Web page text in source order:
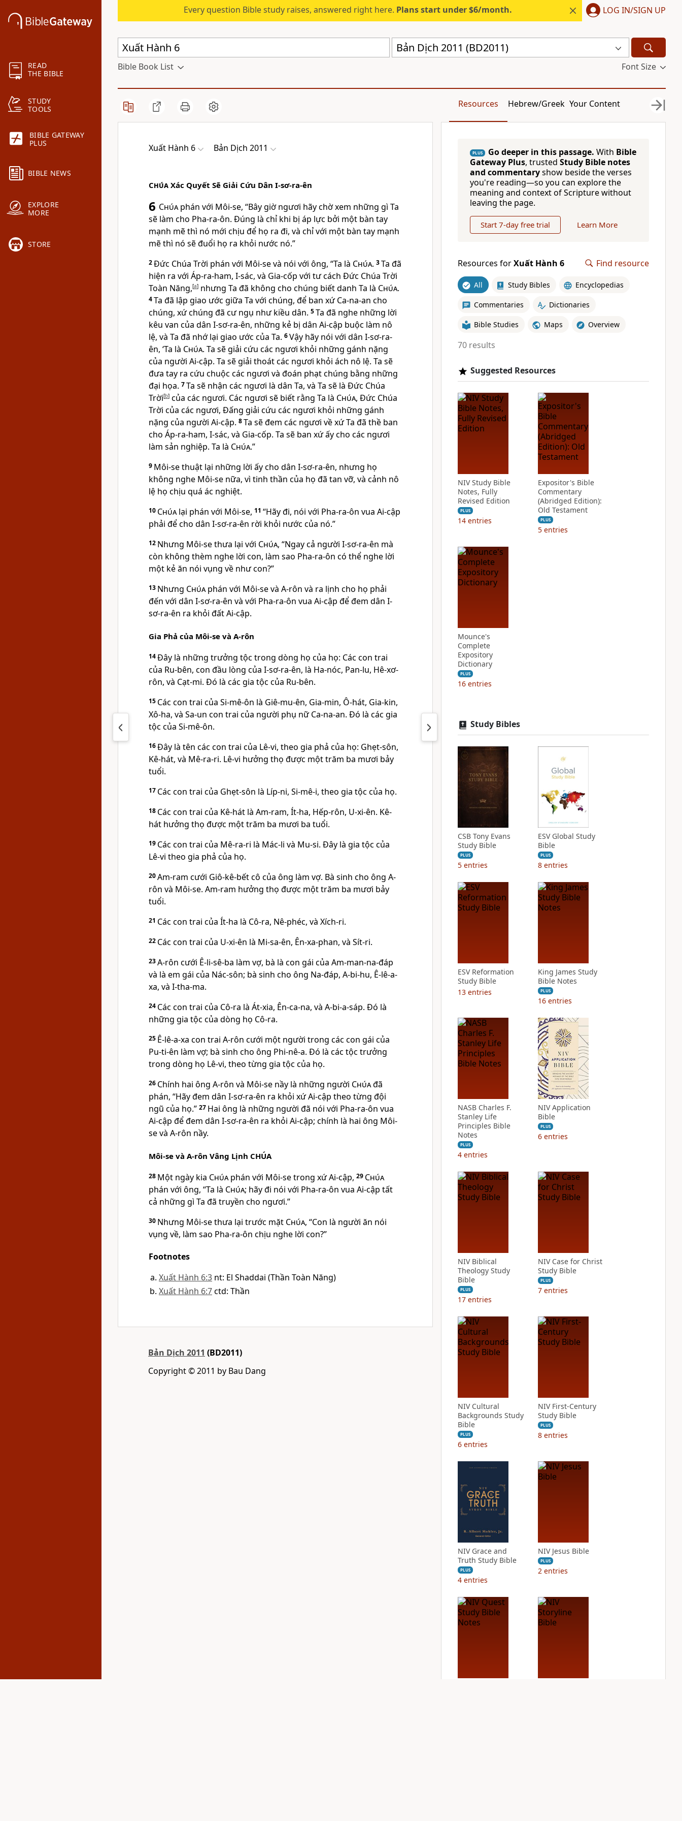
READ
THE BIBLE
STUDY
TOOLS
BIBLE GATEWAY
PLUS
BIBLE NEWS
EXPLORE
MORE
STORE
Every question Bible study raises, answered right here. Plans start under $6/month. LOG IN/SIGN UP
Bản Dịch 2011 (BD2011)
Bible Book List Font Size
Resources Hebrew/Greek Your Content
Xuất Hành 6 Bản Dịch 2011
Chúa Xác Quyết Sẽ Giải Cứu Dân I-sơ-ra-ên
6 Chúaphán với Môi-se, “Bây giờ ngươi hãy chờ xem những gì Ta
sẽ làm cho Pha-ra-ôn. Ðúng là chỉ khi bị áp lực bởi một bàn tay
mạnh mẽ thì nó mới chịu để họ ra đi, và chỉ với một bàn tay mạnh
mẽ thì nó sẽ đuổi họ ra khỏi nước nó.”
2Ðức Chúa Trời phán với Môi-se và nói với ông, “Ta là Chúa. 3Ta đã
hiện ra với Áp-ra-ham, I-sác, và Gia-cốp với tư cách Ðức Chúa Trời
Toàn Năng,[a] nhưng Ta đã không cho chúng biết danh Ta là Chúa.
4Ta đã lập giao ước giữa Ta với chúng, để ban xứ Ca-na-an cho
chúng, xứ chúng đã cư ngụ như kiều dân. 5Ta đã nghe những lời
kêu van của dân I-sơ-ra-ên, những kẻ bị dân Ai-cập buộc làm nô
lệ, và Ta đã nhớ lại giao ước của Ta. 6Vậy hãy nói với dân I-sơ-ra-
ên, ‘Ta là Chúa. Ta sẽ giải cứu các ngươi khỏi những gánh nặng
của người Ai-cập. Ta sẽ giải thoát các ngươi khỏi ách nô lệ. Ta sẽ
đưa tay ra cứu chuộc các ngươi và đoán phạt chúng bằng những
đại họa. 7Ta sẽ nhận các ngươi là dân Ta, và Ta sẽ là Ðức Chúa
Trời[b] của các ngươi. Các ngươi sẽ biết rằng Ta là Chúa, Ðức Chúa
Trời của các ngươi, Ðấng giải cứu các ngươi khỏi những gánh
nặng của người Ai-cập. 8Ta sẽ đem các ngươi về xứ Ta đã thề ban
cho Áp-ra-ham, I-sác, và Gia-cốp. Ta sẽ ban xứ ấy cho các ngươi
làm sản nghiệp. Ta là Chúa.”
9 Môi-se thuật lại những lời ấy cho dân I-sơ-ra-ên, nhưng họ
không nghe Môi-se nữa, vì tinh thần của họ đã tan vỡ, và cảnh nô
lệ họ chịu quá ác nghiệt.
10 Chúalại phán với Môi-se, 11 “Hãy đi, nói với Pha-ra-ôn vua Ai-cập
phải để cho dân I-sơ-ra-ên rời khỏi nước của nó.”
12 Nhưng Môi-se thưa lại với Chúa, “Ngay cả người I-sơ-ra-ên mà
còn không thèm nghe lời con, làm sao Pha-ra-ôn có thể nghe lời
một kẻ ăn nói vụng về như con?”
13 Nhưng Chúaphán với Môi-se và A-rôn và ra lịnh cho họ phải
đến với dân I-sơ-ra-ên và với Pha-ra-ôn vua Ai-cập để đem dân I-
sơ-ra-ên ra khỏi đất Ai-cập.
Gia Phả của Môi-se và A-rôn
14Ðây là những trưởng tộc trong dòng họ của họ: Các con trai
của Ru-bên, con đầu lòng của I-sơ-ra-ên, là Ha-nóc, Pan-lu, Hê-xơ-
rôn, và Cạt-mi. Ðó là các gia tộc của Ru-bên.
15 Các con trai của Si-mê-ôn là Giê-mu-ên, Gia-min, Ô-hát, Gia-kin,
Xô-ha, và Sa-un con trai của người phụ nữ Ca-na-an. Ðó là các gia
tộc của Si-mê-ôn.
16Ðây là tên các con trai của Lê-vi, theo gia phả của họ: Ghẹt-sôn,
Kê-hát, và Mê-ra-ri. Lê-vi hưởng thọ được một trăm ba mươi bảy
tuổi.
17 Các con trai của Ghẹt-sôn là Líp-ni, Si-mê-i, theo gia tộc của họ.
18 Các con trai của Kê-hát là Am-ram, Ít-ha, Hếp-rôn, U-xi-ên. Kê-
hát hưởng thọ được một trăm ba mươi ba tuổi.
19 Các con trai của Mê-ra-ri là Mác-li và Mu-si. Ðây là gia tộc của
Lê-vi theo gia phả của họ.
20Am-ram cưới Giô-kê-bết cô của ông làm vợ. Bà sinh cho ông A-
rôn và Môi-se. Am-ram hưởng thọ được một trăm ba mươi bảy
tuổi.
21 Các con trai của Ít-ha là Cô-ra, Nê-phéc, và Xích-ri.
22 Các con trai của U-xi-ên là Mi-sa-ên, Ên-xa-phan, và Sít-ri.
23A-rôn cưới Ê-li-sê-ba làm vợ, bà là con gái của Am-man-na-đáp
và là em gái của Nác-sôn; bà sinh cho ông Na-đáp, A-bi-hu, Ê-lê-a-
xa, và I-tha-ma.
24 Các con trai của Cô-ra là Át-xia, Ên-ca-na, và A-bi-a-sáp. Ðó là
những gia tộc của dòng họ Cô-ra.
25 Ê-lê-a-xa con trai A-rôn cưới một người trong các con gái của
Pu-ti-ên làm vợ; bà sinh cho ông Phi-nê-a. Ðó là các tộc trưởng
trong dòng họ Lê-vi, theo từng gia tộc của họ.
26 Chính hai ông A-rôn và Môi-se nầy là những người Chúađã
phán, “Hãy đem dân I-sơ-ra-ên ra khỏi xứ Ai-cập theo từng đội
ngũ của họ.” 27 Hai ông là những người đã nói với Pha-ra-ôn vua
Ai-cập để đem dân I-sơ-ra-ên ra khỏi Ai-cập; chính là hai ông Môi-
se và A-rôn nầy.
Môi-se và A-rôn Vâng Lịnh CHÚA
28 Một ngày kia Chúaphán với Môi-se trong xứ Ai-cập, 29 Chúa
phán với ông, “Ta là Chúa; hãy đi nói với Pha-ra-ôn vua Ai-cập tất
cả những gì Ta đã truyền cho ngươi.”
30 Nhưng Môi-se thưa lại trước mặt Chúa, “Con là người ăn nói
vụng về, làm sao Pha-ra-ôn chịu nghe lời con?”
Footnotes
Xuất Hành 6:3 nt: El Shaddai (Thần Toàn Năng)
Xuất Hành 6:7ctd: Thần
Bản Dịch 2011 (BD2011)
Copyright © 2011 by Bau Dang
PLUS Go deeper in this passage. With Bible
Gateway Plus, trusted Study Bible notes
and commentaryshow beside the verses
you're reading—so you can explore the
meaning and context of Scripture without
leaving the page.
Start 7-day free trial Learn More
Resources forXuất Hành 6 Find resource
All Study Bibles Encyclopedias
Commentaries Dictionaries
Bible Studies Maps Overview
70 results
Suggested Resources
NIV Study Bible
Notes, Fully
Revised Edition
PLUS
14 entries
Expositor's Bible
Commentary
(Abridged Edition):
Old Testament
PLUS
5 entries
Mounce's
Complete
Expository
Dictionary
PLUS
16 entries
Study Bibles
CSB Tony Evans
Study Bible
PLUS
5 entries
ESV Global Study
Bible
PLUS
8 entries
ESV Reformation
Study Bible
13 entries
King James Study
Bible Notes
PLUS
16 entries
NASB Charles F.
Stanley Life
Principles Bible
Notes
PLUS
4 entries
NIV Application
Bible
PLUS
6 entries
NIV Biblical
Theology Study
Bible
PLUS
17 entries
NIV Case for Christ
Study Bible
PLUS
7 entries
NIV Cultural
Backgrounds Study
Bible
PLUS
6 entries
NIV First-Century
Study Bible
PLUS
8 entries
NIV Grace and
Truth Study Bible
PLUS
4 entries
NIV Jesus Bible
PLUS
2 entries